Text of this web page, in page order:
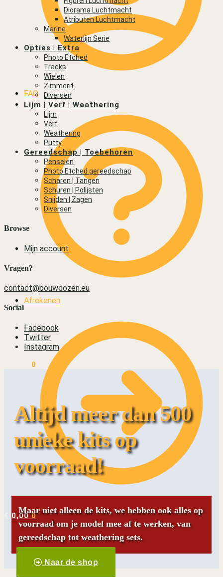
FAQ
Afrekenen
0,00 0
Diorama Luchtmacht
Atributen Luchtmacht
Marine
Waterlijn Serie
Opties | Extra
Photo Etched
Tracks
Wielen
Zimmerit
Diversen
Lijm | Verf | Weathering
Lijm
Verf
Weathering
Putty
Gereedschap | Toebehoren
Penselen
Photo Etched gereedschap
Scharen | Tangen
Schuren | Polijsten
Snijden | Zagen
Diversen
Browse
Mijn account
Vragen?
contact@bouwdozen.eu
Social
Facebook
Twitter
Instagram
0
Altijd meer dan 500
unieke kits op
voorraad!
Maar niet alleen de kits, we hebben ook alles op
voorraad om je model mee af te werken, van
gereedschap tot weathering sets.
Naar de shop